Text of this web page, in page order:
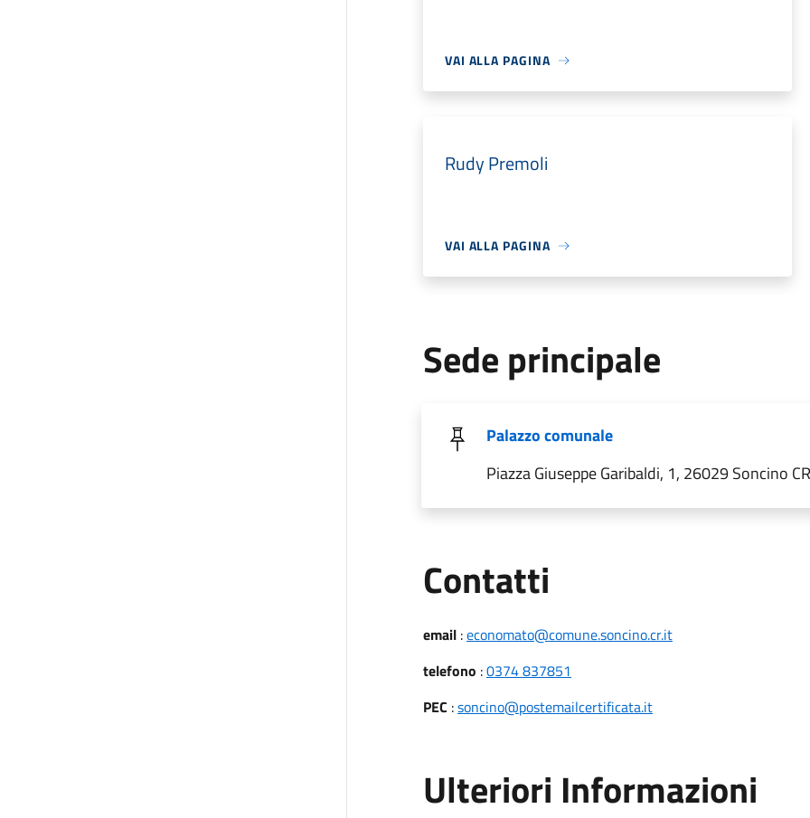
VAI ALLA PAGINA
Rudy Premoli
VAI ALLA PAGINA
Sede principale
Palazzo comunale
Piazza Giuseppe Garibaldi, 1, 26029 Soncino
Contatti
email:economato@comune.soncino.cr.it
telefono :0374 837851
PEC :soncino@postemailcertificata.it
Ulteriori Informazioni